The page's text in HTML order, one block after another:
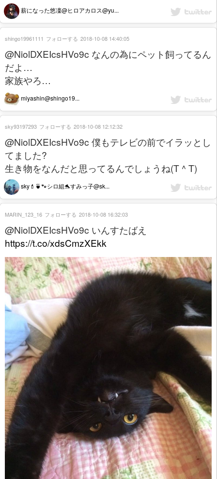
薪になった悠凜@ヒロアカロス@yu...
@NiolDXEIcsHVo9c なんの為にペット飼ってるん
だよ…
家族やろ…
miyashin@shingo19...
shingo19961111 フォローする 2018-10-08 14:40:05
@NiolDXEIcsHVo9c 僕もテレビの前でイラッとし
てました?
生き物をなんだと思ってるんでしょうね(T ^ T)
sky💄🍵🐾シロ組🐬すみっ子@sk...
sky93197293 フォローする 2018-10-08 12:12:32
@NiolDXEIcsHVo9c いんすたばえ
https://t.co/xdsCmzXEkk
MARIN_123_16 フォローする 2018-10-08 16:32:03